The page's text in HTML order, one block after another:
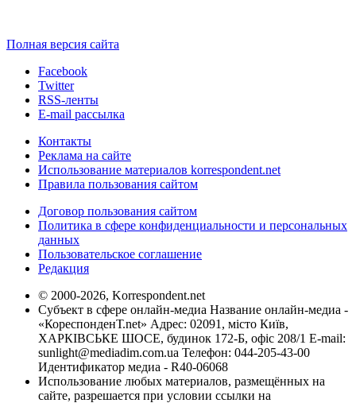
Полная версия сайта
Facebook
Twitter
RSS-ленты
E-mail рассылка
Контакты
Реклама на сайте
Использование материалов korrespondent.net
Правила пользования сайтом
Договор пользования сайтом
Политика в сфере конфиденциальности и персональных
данных
Пользовательское соглашение
Редакция
© 2000-2026, Korrespondent.net
Субъект в сфере онлайн-медиа Название онлайн-медиа -
«КореспонденТ.net» Адрес: 02091, місто Київ,
ХАРКІВСЬКЕ ШОСЕ, будинок 172-Б, офіс 208/1 E-mail:
sunlight@mediadim.com.ua Телефон: 044-205-43-00
Идентификатор медиа - R40-06068
Использование любых материалов, размещённых на
сайте, разрешается при условии ссылки на